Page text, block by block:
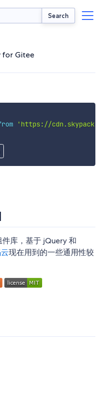
Search
for Gitee
'https://
库，基于 jQuery 和
现在用到的一些通用性较